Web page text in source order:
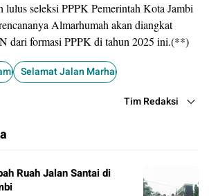
lulus seleksi PPPK Pemerintah Kota Jambi
Almarhumah akan diangkat
dari formasi PPPK di tahun 2025 ini.(**)
Berduka
Selamat Jalan Marhamah
Tim Redaksi
Ruah Jalan Santai di